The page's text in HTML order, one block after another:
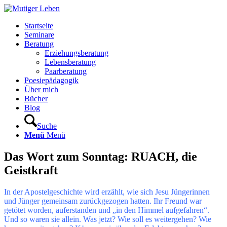
Startseite
Seminare
Beratung
Erziehungsberatung
Lebensberatung
Paarberatung
Poesiepädagogik
Über mich
Bücher
Blog
Suche
Menü Menü
Das Wort zum Sonntag: RUACH, die
Geistkraft
In der Apostelgeschichte wird erzählt, wie sich Jesu Jüngerinnen
und Jünger gemeinsam zurückgezogen hatten. Ihr Freund war
getötet worden, auferstanden und „in den Himmel aufgefahren“.
Und so waren sie allein. Was jetzt? Wie soll es weitergehen? Wie